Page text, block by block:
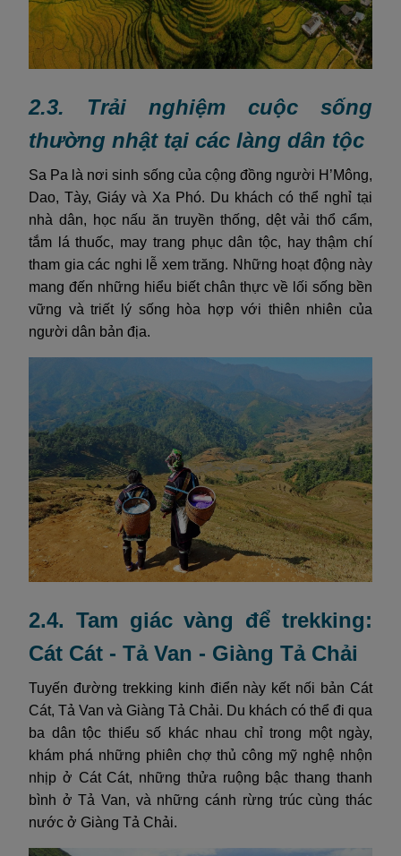
2.3. Trải nghiệm cuộc sống
thường nhật tại các làng dân tộc
Sa Pa là nơi sinh sống của cộng đồng người H’Mông,
Dao, Tày, Giáy và Xa Phó. Du khách có thể nghỉ tại
nhà dân, học nấu ăn truyền thống, dệt vải thổ cẩm,
tắm lá thuốc, may trang phục dân tộc, hay thậm chí
tham gia các nghi lễ xem trăng. Những hoạt động này
mang đến những hiểu biết chân thực về lối sống bền
vững và triết lý sống hòa hợp với thiên nhiên của
người dân bản địa.
2.4. Tam giác vàng để trekking:
Cát Cát - Tả Van - Giàng Tả Chải
Tuyến đường trekking kinh điển này kết nối bản Cát
Cát, Tả Van và Giàng Tả Chải. Du khách có thể đi qua
ba dân tộc thiểu số khác nhau chỉ trong một ngày,
khám phá những phiên chợ thủ công mỹ nghệ nhộn
nhịp ở Cát Cát, những thửa ruộng bậc thang thanh
bình ở Tả Van, và những cánh rừng trúc cùng thác
nước ở Giàng Tả Chải.